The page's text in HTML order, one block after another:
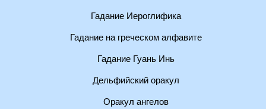
Гадание Иероглифика
Гадание на греческом алфавите
Гадание Гуань Инь
Дельфийский оракул
Оракул ангелов